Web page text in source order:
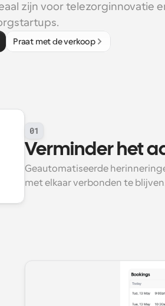
zijn voor telezorginnovatie
Praat met de verkoop
01
Verminder het
Geautomatiseerde
met elkaar verbonden te